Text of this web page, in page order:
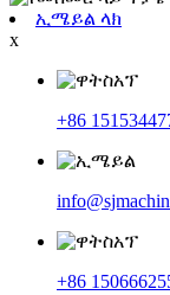
ኢሜይል ላክ
x
+86
+86